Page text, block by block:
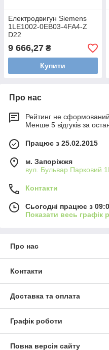
Електродвигун Siemens
1LE1002-0EB03-4FA4-Z
D22
9 666,27 ₴
Купити
Про нас
Рейтинг не сформований
Менше 5 відгуків за
Працює з 25.02.2015
м. Запоріжжя
вул. Бульвар Парковий
Контакти
Сьогодні працює з
Показати весь графік
Про нас
Контакти
Доставка та оплата
Графік роботи
Повна версія сайту